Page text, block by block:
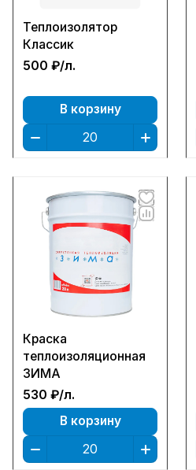
Теплоизолятор
Классик
500 ₽/л.
В корзину
Краска
теплоизоляционная
ЗИМА
530 ₽/л.
В корзину